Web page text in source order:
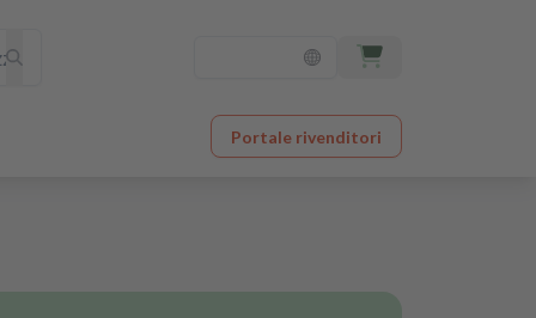
Portale rivenditori